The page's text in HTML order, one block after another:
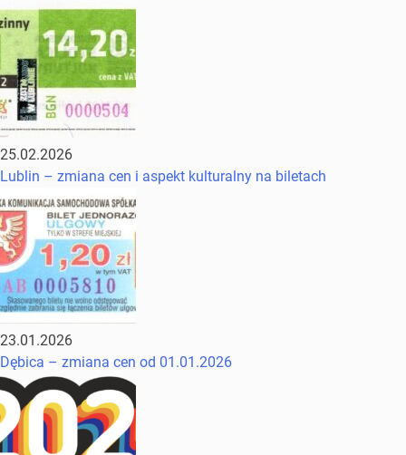
25.02.2026
Lublin – zmiana cen i aspekt kulturalny na biletach
23.01.2026
Dębica – zmiana cen od 01.01.2026